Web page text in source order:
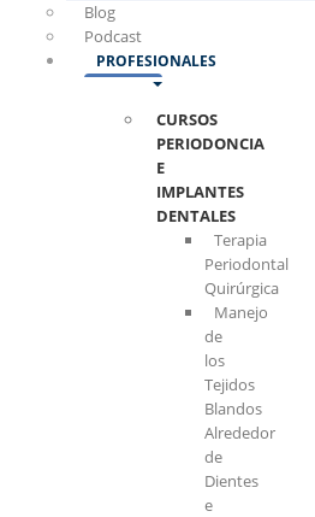
Blog
Podcast
PROFESIONALES
CURSOS
PERIODONCIA
E
IMPLANTES
DENTALES
Terapia
Periodontal
Quirúrgica
Manejo
de
los
Tejidos
Blandos
Alrededor
de
Dientes
e